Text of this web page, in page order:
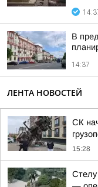
В
14:37
ЛЕНТА НОВОСТЕЙ
СК
15:28
Стелу